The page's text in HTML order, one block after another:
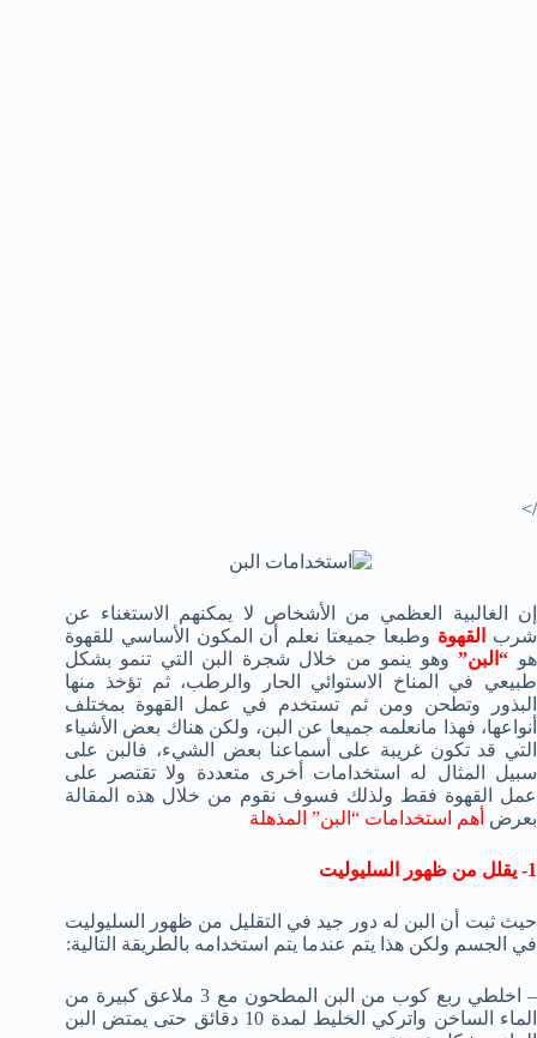
/>
إن الغالبية العظمي من الأشخاص لا يمكنهم الاستغناء عن
شرب
القهوة وطبعا جميعتا نعلم أن المكون الأساسي للقهوة
هو “البن” وهو ينمو من خلال شجرة البن التي تنمو بشكل
طبيعي في المناخ الاستوائي الحار والرطب، ثم تؤخذ منها
البذور وتطحن ومن ثم تستخدم في عمل القهوة بمختلف
أنواعها، فهذا مانعلمه جميعا عن البن، ولكن هناك بعض الأشياء
التي قد تكون غريبة على أسماعنا بعض الشيء، فالبن على
سبيل المثال له استخدامات أخرى متعددة ولا تقتصر على
عمل القهوة فقط ولذلك فسوف نقوم من خلال هذه المقالة
بعرض أهم استخدامات “البن” المذهلة
1- يقلل من ظهور السليوليت
حيث ثبت أن البن له دور جيد في التقليل من ظهور السليوليت
في الجسم ولكن هذا يتم عندما يتم استخدامه بالطريقة التالية:
– اخلطي ربع كوب من البن المطحون مع 3 ملاعق كبيرة من
الماء الساخن واتركي الخليط لمدة 10 دقائق حتى يمتض البن